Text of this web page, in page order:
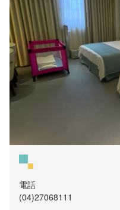
電話
(04)27068111